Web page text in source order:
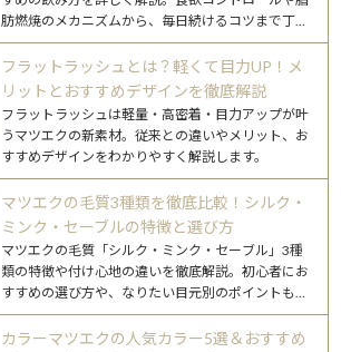
肪燃焼のメカニズムから、毎日続けるコツまで丁寧
にご紹介します。
フラットラッシュとは？軽くて目力UP！メ
リットとおすすめデザインを徹底解説
フラットラッシュは軽量・高密着・目力アップが叶
うマツエクの新素材。従来との違いやメリット、お
すすめデザインをわかりやすく解説します。
マツエクの毛質3種類を徹底比較！シルク・
ミンク・セーブルの特徴と選び方
マツエクの毛質「シルク・ミンク・セーブル」3種
類の特徴や付け心地の違いを徹底解説。初心者にお
すすめの選び方や、なりたい目元別のポイントもご
紹介します。
カラーマツエクの人気カラー5選＆おすすめ